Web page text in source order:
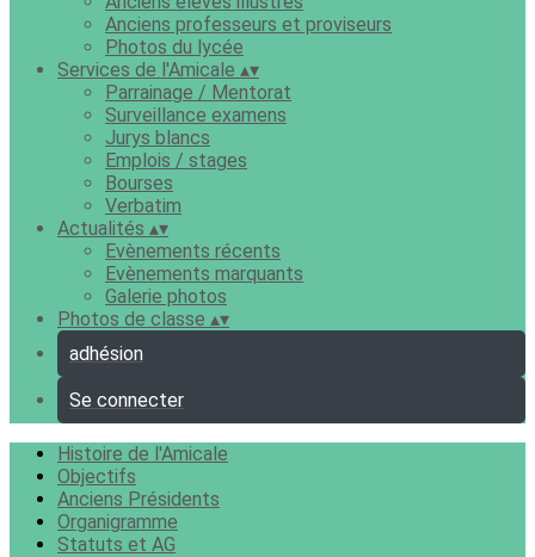
Anciens professeurs et proviseurs
Photos du lycée
Services de l'Amicale ▴▾
Parrainage / Mentorat
Surveillance examens
Jurys blancs
Emplois / stages
Bourses
Verbatim
Actualités ▴▾
Evènements récents
Evènements marquants
Galerie photos
Photos de classe ▴▾
adhésion
Se connecter
Histoire de l'Amicale
Objectifs
Anciens Présidents
Organigramme
Statuts et AG